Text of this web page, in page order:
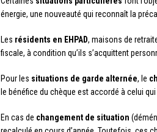
énergie, une nouveauté qui reconnaît la
Les résidents en EHPAD, maisons de
fiscale, à condition qu’ils s’acquittent
Pour les situations de garde alternée, le
le bénéfice du chèque est accordé à celui
En cas de changement de situation